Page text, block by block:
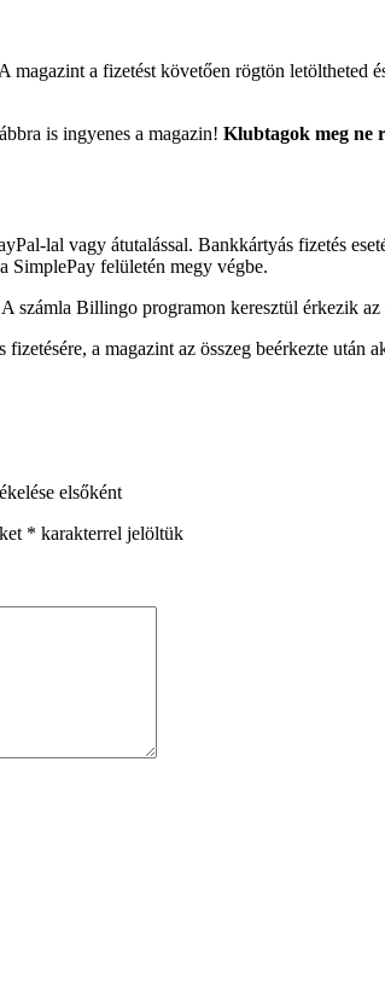
A magazint a fizetést követően rögtön letöltheted
is ingyenes a magazin! Klubtagok meg ne
lal vagy átutalással. Bankkártyás fizetés
SimplePay felületén megy végbe.
számla Billingo programon keresztül érkezik
fizetésére, a magazint az összeg beérkezte
elsőként
* karakterrel jelöltük